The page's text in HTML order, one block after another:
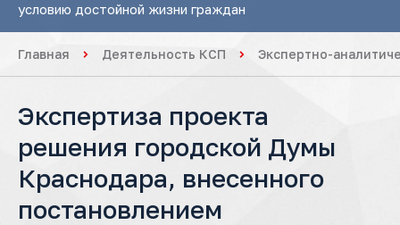
условию достойной жизни граждан
Главная Деятельность КСП Экспертно-
Экспертиза проекта
решения городской Думы
Краснодара, внесенного
постановлением